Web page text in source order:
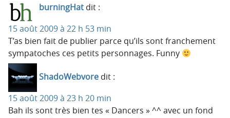
burningHat dit :
15 août 2009 à 22 h 53 min
T’as bien fait de publier parce qu’ils sont franchement
sympatoches ces petits personnages. Funny
ShadoWebvore dit :
15 août 2009 à 23 h 20 min
Bah ils sont très bien tes « Dancers » ^^ avec un fond